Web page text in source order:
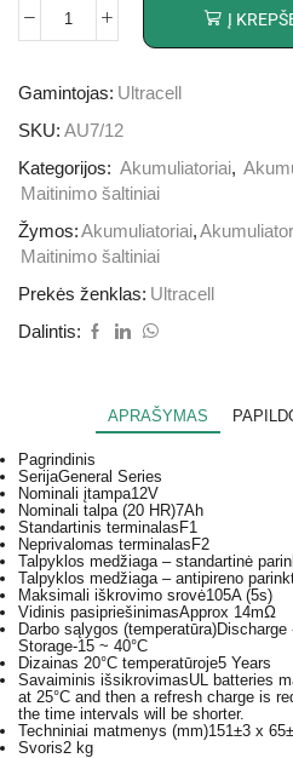
Į
Gamintojas: Ultracell
SKU: AU7/12
Kategorijos: Akumuliatoriai,
Maitinimo šaltiniai
Žymos:Akumuliatoriai,
Maitinimo šaltiniai
Prekės ženklas: Ultracell
Dalintis:
APRAŠYMAS
Pagrindinis
SerijaGeneral Series
Nominali įtampa12V
Nominali talpa (20 HR)7Ah
Standartinis terminalas F1
Neprivalomas terminalas F2
Talpyklos medžiaga – standartinė
Talpyklos medžiaga – antipireno
Maksimali iškrovimo srovė105A (5s)
Vidinis pasipriešinimasApprox 14mΩ
Darbo sąlygos (temperatūra)Discharge
Storage-15 ~ 40°C
Dizainas 20°C temperatūroje5 Years
Savaiminis išsikrovimasUL batteries
at 25°C and then a refresh charge is
the time intervals will be shorter.
Techniniai matmenys (mm)151±3 x
Svoris2 kg